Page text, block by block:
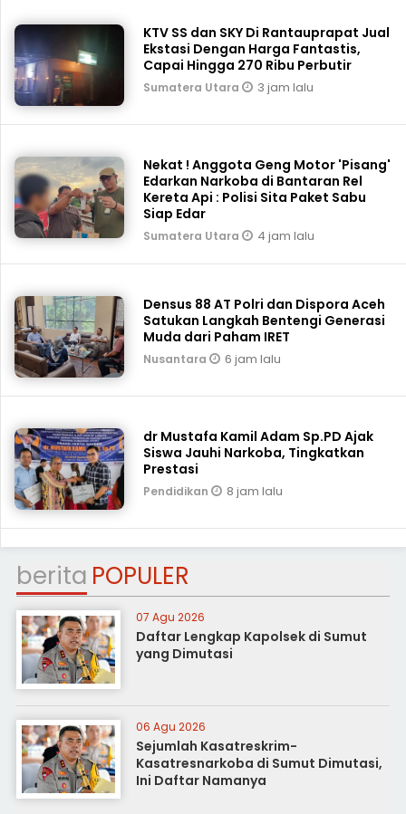
KTV SS dan SKY Di Rantauprapat Jual
Ekstasi Dengan Harga Fantastis,
Capai Hingga 270 Ribu Perbutir
Sumatera Utara 3 jam lalu
Nekat ! Anggota Geng Motor 'Pisang'
Edarkan Narkoba di Bantaran Rel
Kereta Api : Polisi Sita Paket Sabu
Siap Edar
Sumatera Utara 4 jam lalu
Densus 88 AT Polri dan Dispora Aceh
Satukan Langkah Bentengi Generasi
Muda dari Paham IRET
Nusantara 6 jam lalu
dr Mustafa Kamil Adam Sp.PD Ajak
Siswa Jauhi Narkoba, Tingkatkan
Prestasi
Pendidikan 8 jam lalu
berita POPULER
07 Agu 2026
Daftar Lengkap Kapolsek di Sumut
yang Dimutasi
06 Agu 2026
Sejumlah Kasatreskrim-
Kasatresnarkoba di Sumut Dimutasi,
Ini Daftar Namanya